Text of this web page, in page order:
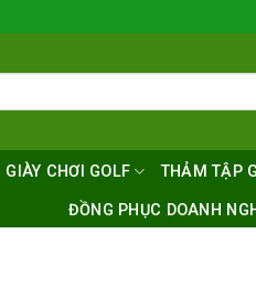
GIÀY CHƠI GOLF THẢM TẬP
ĐỒNG PHỤC DOANH